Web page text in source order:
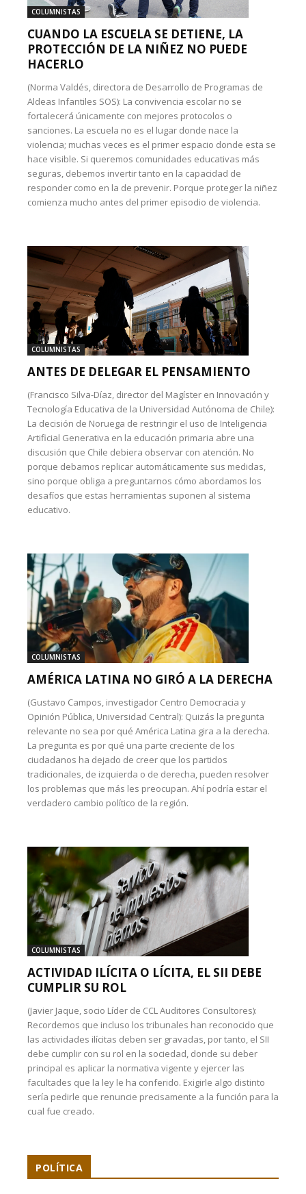
COLUMNISTAS
CUANDO LA ESCUELA SE DETIENE, LA
PROTECCIÓN DE LA NIÑEZ NO PUEDE
HACERLO
(Norma Valdés, directora de Desarrollo de Programas de
Aldeas Infantiles SOS): La convivencia escolar no se
fortalecerá únicamente con mejores protocolos o
sanciones. La escuela no es el lugar donde nace la
violencia; muchas veces es el primer espacio donde esta se
hace visible. Si queremos comunidades educativas más
seguras, debemos invertir tanto en la capacidad de
responder como en la de prevenir. Porque proteger la niñez
comienza mucho antes del primer episodio de violencia.
COLUMNISTAS
ANTES DE DELEGAR EL PENSAMIENTO
(Francisco Silva-Díaz, director del Magíster en Innovación y
Tecnología Educativa de la Universidad Autónoma de Chile):
La decisión de Noruega de restringir el uso de Inteligencia
Artificial Generativa en la educación primaria abre una
discusión que Chile debiera observar con atención. No
porque debamos replicar automáticamente sus medidas,
sino porque obliga a preguntarnos cómo abordamos los
desafíos que estas herramientas suponen al sistema
educativo.
COLUMNISTAS
AMÉRICA LATINA NO GIRÓ A LA DERECHA
(Gustavo Campos, investigador Centro Democracia y
Opinión Pública, Universidad Central): Quizás la pregunta
relevante no sea por qué América Latina gira a la derecha.
La pregunta es por qué una parte creciente de los
ciudadanos ha dejado de creer que los partidos
tradicionales, de izquierda o de derecha, pueden resolver
los problemas que más les preocupan. Ahí podría estar el
verdadero cambio político de la región.
COLUMNISTAS
ACTIVIDAD ILÍCITA O LÍCITA, EL SII DEBE
CUMPLIR SU ROL
(Javier Jaque, socio Líder de CCL Auditores Consultores):
Recordemos que incluso los tribunales han reconocido que
las actividades ilícitas deben ser gravadas, por tanto, el SII
debe cumplir con su rol en la sociedad, donde su deber
principal es aplicar la normativa vigente y ejercer las
facultades que la ley le ha conferido. Exigirle algo distinto
sería pedirle que renuncie precisamente a la función para la
cual fue creado.
POLÍTICA